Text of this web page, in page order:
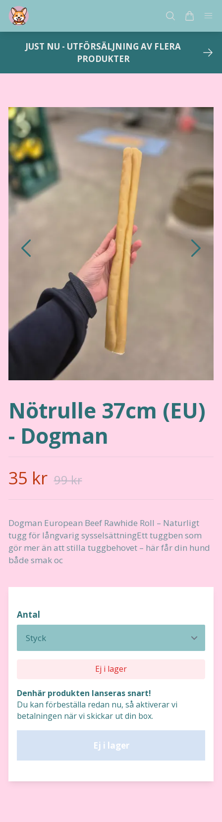
JUST NU - UTFÖRSÄLJNING AV FLERA
PRODUKTER
Nötrulle 37cm (EU)
- Dogman
35 kr 99 kr
Dogman European Beef Rawhide Roll – Naturligt
tugg för långvarig sysselsättningEtt tuggben som
gör mer än att stilla tuggbehovet – här får din hund
både smak oc
Antal
Ej i lager
Denhär produkten lanseras snart!
Du kan förbeställa redan nu, så aktiverar vi
betalningen när vi skickar ut din box.
Ej i lager